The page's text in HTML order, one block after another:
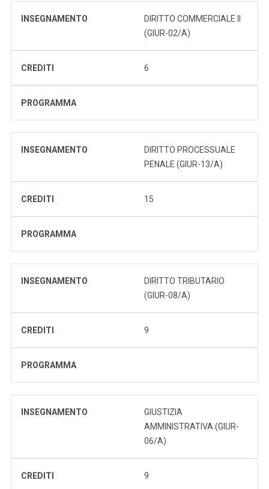
INSEGNAMENTO
DIRITTO COMMERCIALE II
(GIUR-02/A)
CREDITI 6
PROGRAMMA
INSEGNAMENTO
DIRITTO PROCESSUALE
PENALE (GIUR-13/A)
CREDITI 15
PROGRAMMA
INSEGNAMENTO
DIRITTO TRIBUTARIO
(GIUR-08/A)
CREDITI 9
PROGRAMMA
INSEGNAMENTO
GIUSTIZIA
AMMINISTRATIVA (GIUR-
06/A)
CREDITI 9